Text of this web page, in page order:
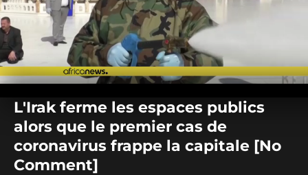
seconds
seconds
L'Irak ferme les espaces publics
alors que le premier cas de
coronavirus frappe la capitale [No
Comment]